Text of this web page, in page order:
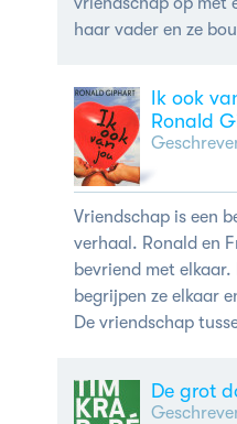
haar vader en ze
vriendschappen
de zin van hetIk ook
Ronald
Vriendschap is een
verhaal. Ronald en
bevriend met
begrijpen ze elkaar
De vriendschap
tussen hen komt dan
tijdens hun vakantie
De grot